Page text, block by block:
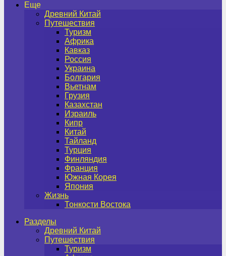
Еще
Древний Китай
Путешествия
Туризм
Африка
Кавказ
Россия
Украина
Болгария
Вьетнам
Грузия
Казахстан
Израиль
Кипр
Китай
Тайланд
Турция
Финляндия
Франция
Южная Корея
Япония
Жизнь
Тонкости Востока
Разделы
Древний Китай
Путешествия
Туризм